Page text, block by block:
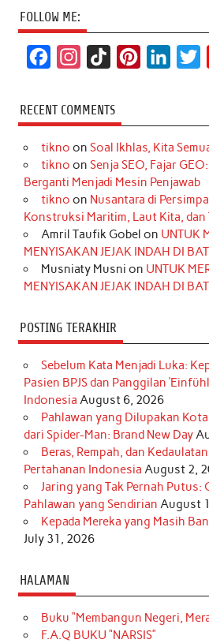
FOLLOW ME:
c
e
b
o
k
s
t
a
r
a
m
k
T
o
k
t
e
r
e
s
t
k
e
d
I
n
t
t
r
RECENT COMMENTS
tikno on Soal Ikhlas, Kita
tikno on Senja SEO, Fajar
Berganti Menjadi Mesin Penjawab
tikno on Nusantara di
Konstruksi Maritim, Laut Kita, dan
Amril Taufik Gobel on UNTUK
MENYISAKAN JEJAK INDAH DI
Musniaty Musni on UNTUK
MENYISAKAN JEJAK INDAH DI
POSTING TERAKHIR
Sebelum Kata Menjadi Luka:
Pasien BPJS dan Panggilan
Indonesia August 6, 2026
Pahlawan yang Dilupakan
dari Spider-Man: Brand New Day
Beras, Rempah, dan
Pertahanan Indonesia August 2,
Jaring yang Tak Pernah Putus:
Pahlawan yang Sendirian August
Kepada Mereka yang Masih
July 31, 2026
HALAMAN
Buku “Membangun Negeri,
F.A.Q BUKU “NARSIS”